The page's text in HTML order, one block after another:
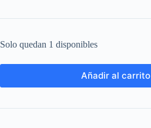
Solo quedan 1 disponibles
Añadir al carrito